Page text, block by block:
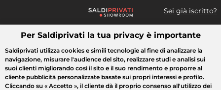
Sei già iscritto?
Cosa cerchi?
Tutte le vendite Moda Casa Bellezza Elettrodomestici
Per Saldiprivati la tua privacy è importante
Saldiprivati utilizza cookies e simili tecnologie al fine di analizzare la
navigazione, misurare l'audience del sito, realizzare studi e analisi sui
suoi clienti migliorando così il sito e il suo rendimento e proporre al
cliente pubblicità personalizzate basate sui propri interessi e profilo.
Cliccando su « Accetto », il cliente dà il proprio consenso all'utilizzo dei